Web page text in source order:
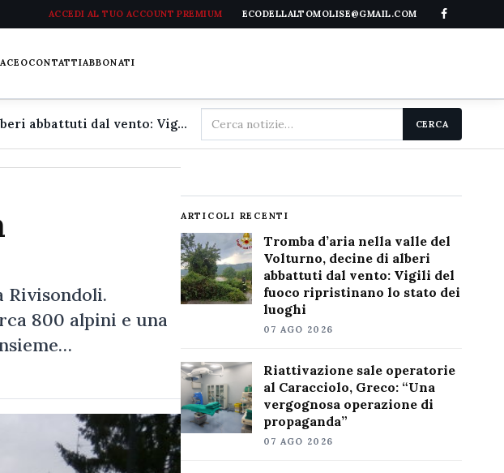
ACCEDI AL TUO ACCOUNT PREMIUM ECODELLALTOMOLISE@GMAIL.COM
CONTATTIABBONATI
Tromba d'aria nella valle del Volturno, decine di alberi abbattuti dal vento: Vigili del fuoco ripristinano lo stato dei luoghi
Cerca
nel
CERCA
Rivisondoli.
800 alpini e una
ARTICOLI RECENTI
Tromba d’aria nella valle del
Volturno, decine di alberi
abbattuti dal vento: Vigili del
fuoco ripristinano lo stato dei
luoghi
07 AGO 2026
Riattivazione sale operatorie
al Caracciolo, Greco: “Una
vergognosa operazione di
propaganda”
07 AGO 2026